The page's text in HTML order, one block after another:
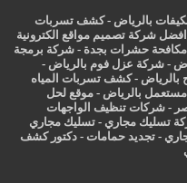
بالرياض -كشف تسربات
افضل شركة تصميم مواقع الكترونية
حشرات بجدة -شركة برمجة
-شركة عزل فوم بالرياض -
-كشف تسربات المياه
بالرياض - موقع لحل
-شركات تنظيف الواجهات
تسليك مجاري -تسليك مجاري
-تجديد حمامات -دكتور كشف